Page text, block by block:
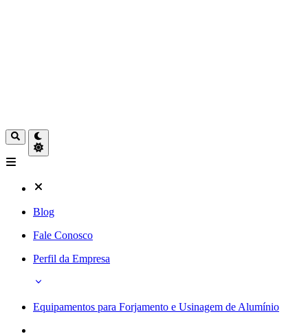
Blog
Fale Conosco
Perfil da Empresa
Equipamentos para Forjamento e Usinagem de Alumínio